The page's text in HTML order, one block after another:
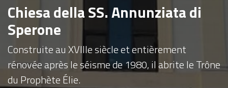
Chiesa della SS. Annunziata di
Sperone
Construite au XVIIIe siècle et entièrement
rénovée après le séisme de 1980, il abrite le Trône
du Prophète Élie.